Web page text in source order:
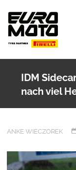
content
IDM
nach viel
ANKE WIECZOREK